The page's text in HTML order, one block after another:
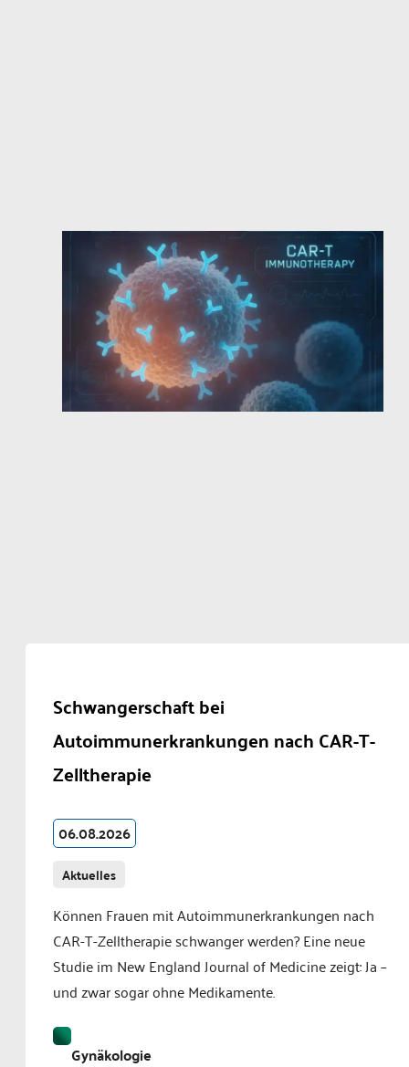
Schwangerschaft bei
Autoimmunerkrankungen nach CAR-T-
Zelltherapie
06.08.2026
Aktuelles
Können Frauen mit Autoimmunerkrankungen nach
CAR-T-Zelltherapie schwanger werden? Eine neue
Studie im New England Journal of Medicine zeigt: Ja –
und zwar sogar ohne Medikamente.
Gynäkologie